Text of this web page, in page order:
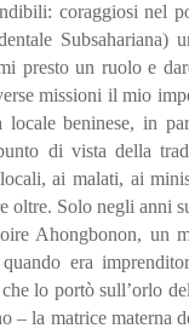
coraggiosi nel
Subsahariana)
presto un ruolo e
missioni il mio
locale beninese, in
di vista della
ai malati, ai
oltre. Solo negli anni
Ahongbonon, un
quando era
lo portò sull’orlo
– la matrice materna